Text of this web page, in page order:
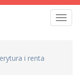
i renta